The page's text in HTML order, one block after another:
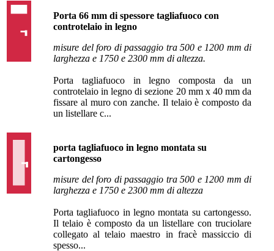
Porta 66 mm di spessore tagliafuoco con
controtelaio in legno
misure del foro di passaggio tra 500 e 1200 mm di
larghezza e 1750 e 2300 mm di altezza.
Porta tagliafuoco in legno composta da un
controtelaio in legno di sezione 20 mm x 40 mm da
fissare al muro con zanche. Il telaio è composto da
un listellare c...
porta tagliafuoco in legno montata su
cartongesso
misure del foro di passaggio tra 500 e 1200 mm di
larghezza e 1750 e 2300 mm di altezza
Porta tagliafuoco in legno montata su cartongesso.
Il telaio è composto da un listellare con truciolare
collegato al telaio maestro in fracè massiccio di
spesso...